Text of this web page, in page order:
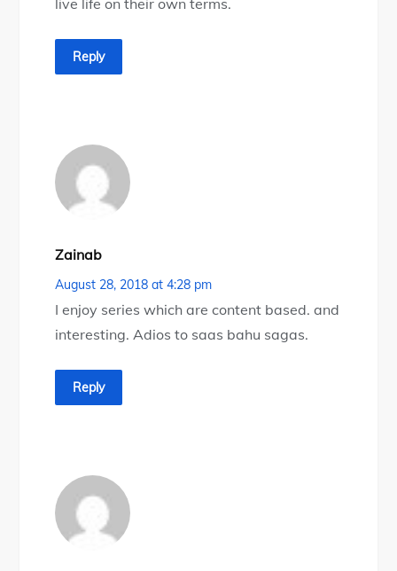
live life on their own terms.
Reply
Zainab
August 28, 2018 at 4:28 pm
I enjoy series which are content based. and
interesting. Adios to saas bahu sagas.
Reply